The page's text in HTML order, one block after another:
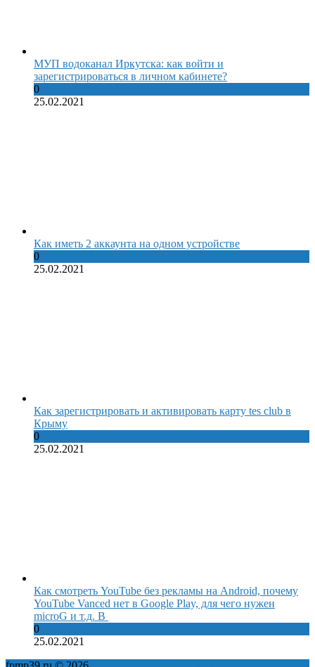
МУП водоканал Иркутска: как войти и
зарегистрироваться в личном кабинете?
0
25.02.2021
Как иметь 2 аккаунта на одном устройстве
0
25.02.2021
Как зарегистрировать и активировать карту tes club в
Крыму
0
25.02.2021
Как смотреть YouTube без рекламы на Android, почему
YouTube Vanced нет в Google Play, для чего нужен
microG и т.д. В
0
25.02.2021